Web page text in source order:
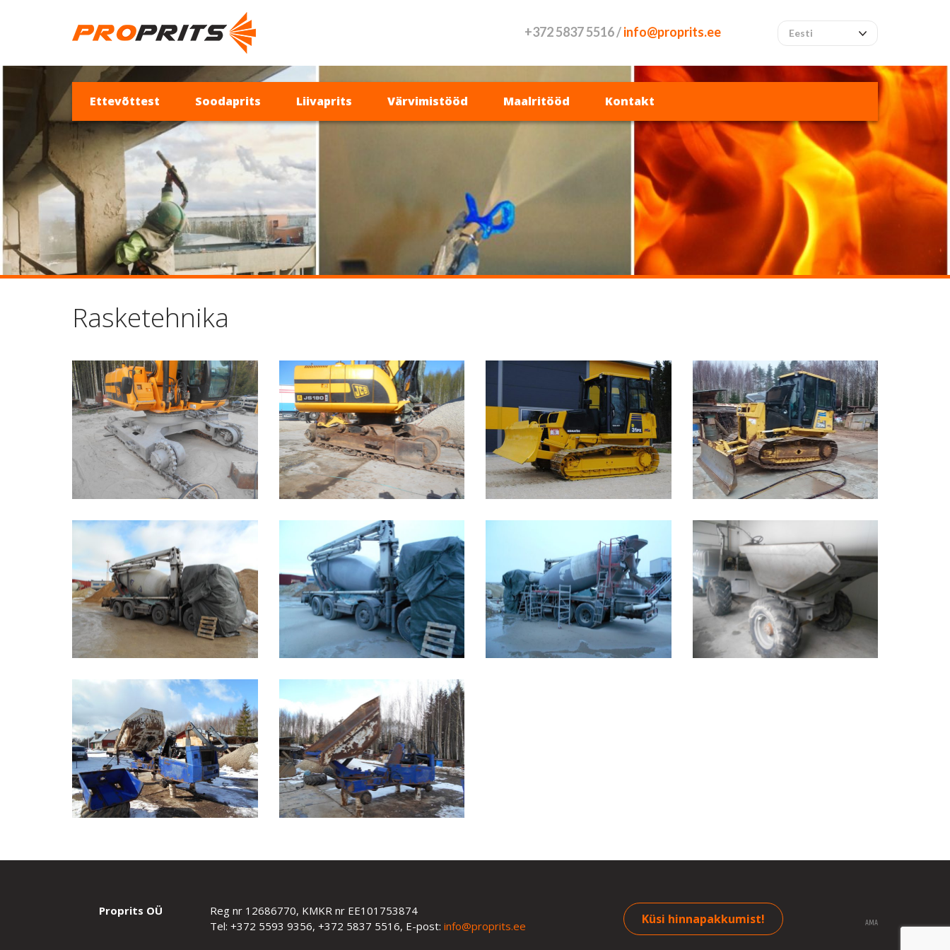
+372 5837 5516 /info@proprits.ee Eesti
Ettevõttest Soodaprits Liivaprits Värvimistööd Maalritööd Kontakt
Rasketehnika
Proprits OÜ
Reg nr 12686770, KMKR nr EE101753874
Tel: +372 5593 9356, +372 5837 5516, E-post: info@proprits.ee Küsi hinnapakkumist! AMA